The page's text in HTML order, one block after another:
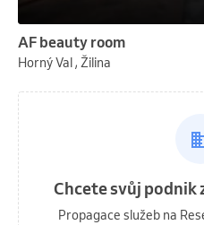
AF beauty room
Horný Val , Žilina
Chcete svůj podnik
Propagace služeb na